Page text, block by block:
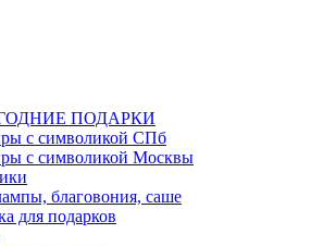
ПОДАРКИ
с символикой СПб
с символикой Москвы
благовония, саше
для подарков